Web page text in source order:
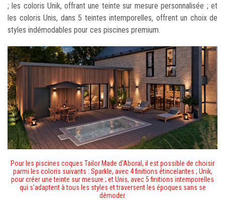
; les coloris Unik, offrant une teinte sur mesure personnalisée ; et
les coloris Unis, dans 5 teintes intemporelles, offrent un choix de
styles indémodables pour ces piscines premium.
Pour les piscines coques Tailor Made d'Aboral, il est possible de choisir
parmi les coloris suivants : Sparkle, avec 4 finitions étincelantes ; Unik,
pour créer une teinte sur mesure ; et Unis, avec 5 finitions intemporelles
qui s'adaptent à tous les styles et traversent les époques sans se
démoder.